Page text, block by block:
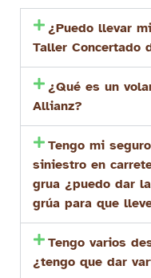
¿Puedo llevar
Taller Concertado
¿Qué es un
Allianz?
Tengo mi
siniestro en
grua ¿puedo dar
grúa para que
Tengo varios
¿tengo que dar